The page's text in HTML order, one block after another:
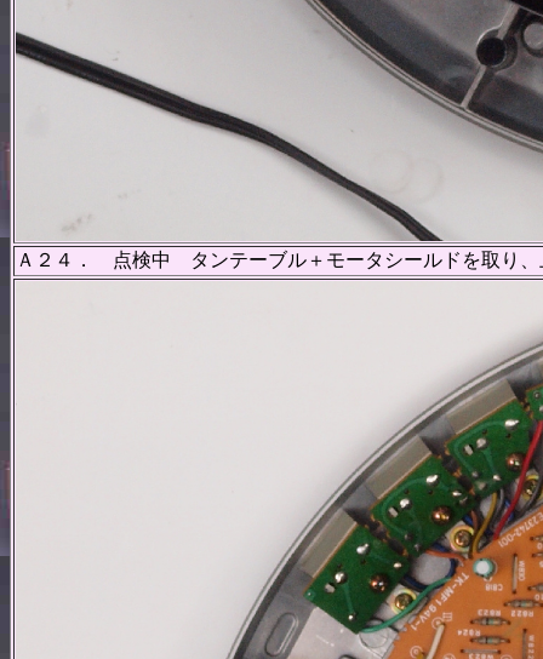
Ａ２４． 点検中 タンテーブル＋モータシールドを取り、